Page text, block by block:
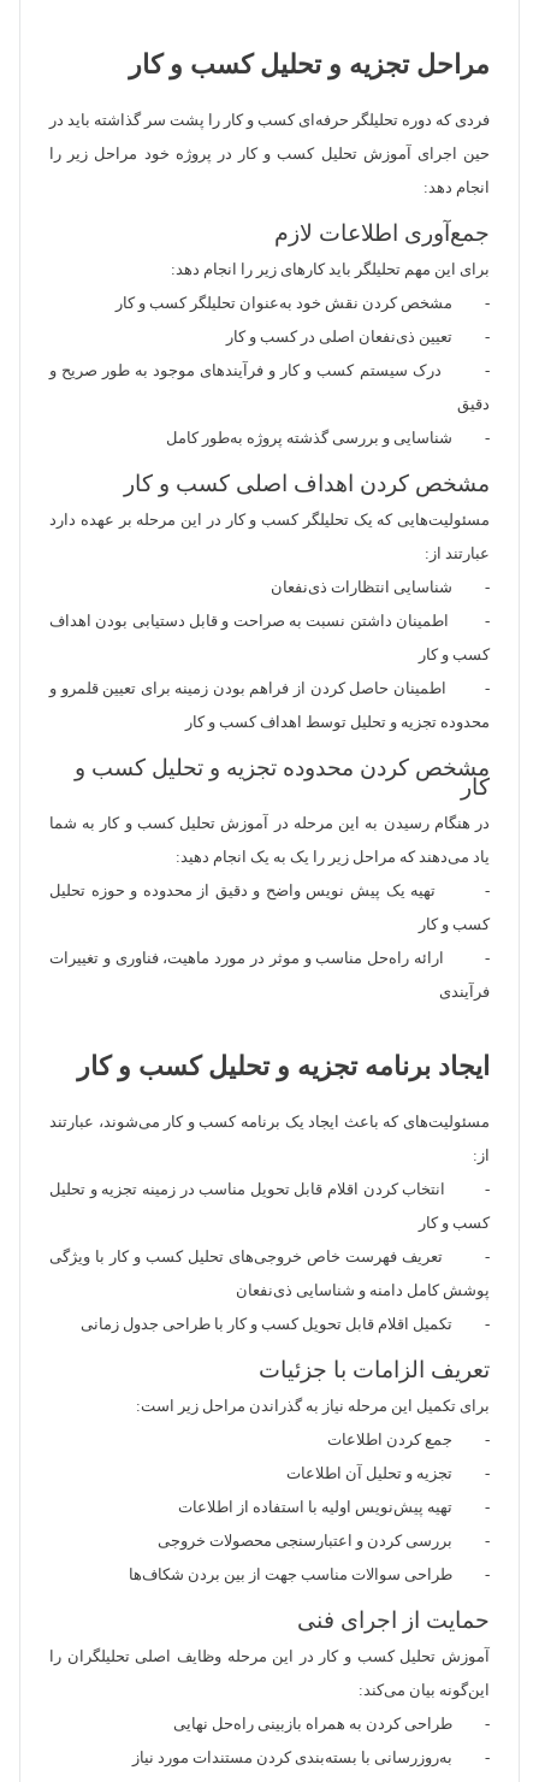
مراحل تجزیه و تحلیل کسب و کار
فردی که دوره تحلیلگر حرفه‌ای کسب و کار را پشت سر گذاشته باید در
حین اجرای آموزش تحلیل کسب و کار در پروژه خود مراحل زیر را
انجام دهد:
جمع‌آوری اطلاعات لازم
برای این مهم تحلیلگر باید کارهای زیر را انجام دهد:
- مشخص کردن نقش خود به‌عنوان تحلیلگر کسب و کار
- تعیین ذی‌نفعان اصلی در کسب و کار
- درک سیستم کسب و کار و فرآیندهای موجود به طور صریح و
دقیق
- شناسایی و بررسی گذشته پروژه به‌طور کامل
مشخص کردن اهداف اصلی کسب و کار
مسئولیت‌هایی ‌که یک تحلیلگر کسب و کار در این مرحله بر عهده دارد
عبارتند از:
- شناسایی انتظارات ذی‌نفعان
- اطمینان داشتن نسبت به صراحت و قابل دستیابی بودن اهداف
کسب و کار
- اطمینان حاصل کردن از فراهم بودن زمینه برای تعیین قلمرو و
محدوده تجزیه و تحلیل توسط اهداف کسب و کار
مشخص کردن محدوده تجزیه و تحلیل کسب و
کار
در هنگام رسیدن به این مرحله در آموزش تحلیل کسب و کار به شما
یاد می‌دهند که مراحل زیر را یک به یک انجام دهید:
- تهیه یک پیش نویس واضح و دقیق از محدوده و حوزه تحلیل
کسب و کار
- ارائه راه‌حل مناسب و موثر در مورد ماهیت، فناوری و تغییرات
فرآیندی
ایجاد برنامه تجزیه و تحلیل کسب و کار
مسئولیت‌های که باعث ایجاد یک برنامه کسب و کار می‌شوند، عبارتند
از:
- انتخاب کردن اقلام قابل تحویل مناسب در زمینه تجزیه و تحلیل
کسب و کار
- تعریف فهرست خاص خروجی‌های تحلیل کسب و کار با ویژگی
پوشش کامل دامنه و شناسایی ذی‌نفعان
- تکمیل اقلام قابل تحویل کسب و کار با طراحی جدول زمانی
تعریف الزامات با جزئیات
برای تکمیل این مرحله نیاز به گذراندن مراحل زیر است:
- جمع کردن اطلاعات
- تجزیه و تحلیل آن اطلاعات
- تهیه پیش‌نویس اولیه با استفاده از اطلاعات
- بررسی کردن و اعتبار‌سنجی محصولات خروجی
- طراحی سوالات مناسب جهت از بین بردن شکاف‌ها
حمایت از اجرای فنی
آموزش تحلیل کسب و کار در این مرحله وظایف اصلی تحلیلگران را
این‌گونه بیان می‌کند:
- طراحی کردن به همراه بازبینی راه‌حل نهایی
- به‌روزرسانی با بسته‌بندی کردن مستندات مورد نیاز